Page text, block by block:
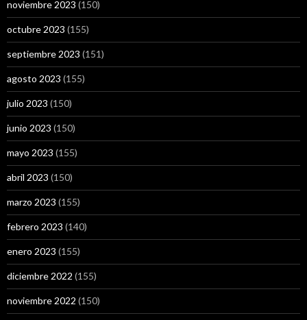
noviembre 2023 (150)
octubre 2023 (155)
septiembre 2023 (151)
agosto 2023 (155)
julio 2023 (150)
junio 2023 (150)
mayo 2023 (155)
abril 2023 (150)
marzo 2023 (155)
febrero 2023 (140)
enero 2023 (155)
diciembre 2022 (155)
noviembre 2022 (150)